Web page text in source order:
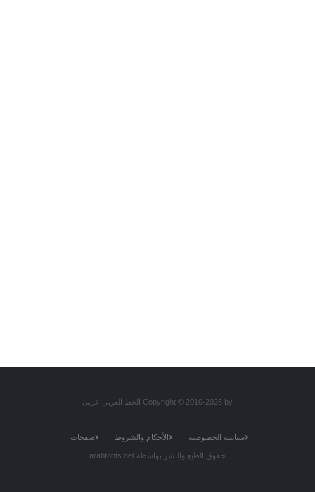
Copyright © 2010-2026 by الخط العربي عربى
سياسة الخصوصية الأحكام والشروط صفحات
حقوق الطبع والنشر بواسطة arabfonts.net